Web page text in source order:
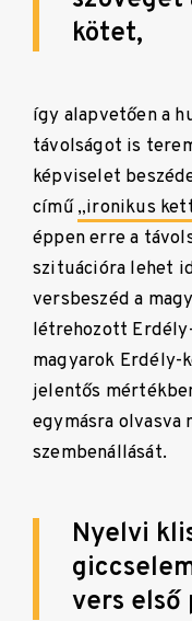
kötet,
így alapvetően a
távolságot is
képviselet
című„ironikus
éppen erre a
szituációra lehet
versbeszéd a
létrehozott
magyarok Erdély-
jelentős
egymásra olvasva
szembenállását.
Nyelvi
vers első